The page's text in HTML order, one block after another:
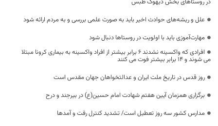
در روستاهای بخش دیهوک طبس
علل و ریشه‌های حوادث اخیر باید به صورت علمی بررسی و به مردم ارائه شود
مهارت‌آموزی باید با اولویت در روستاها دنبال شود
افرادی که واکسینه نشدند ۶ برابر بیشتر از افراد واکسینه به بیماری کرونا مبتلا
می شوند و ۱۴ برابر بیشتر فوت می کنند
روز قدس در تاریخ ملت ایران و عدالتخواهان جهان مقدس است
برگزاری همزمان آیین هفتم شهادت امام حسین(ع) در بیرجند و درح
مدارس کشور سه روز تعطیل است/ تشدید کنترل رفت و آمدها